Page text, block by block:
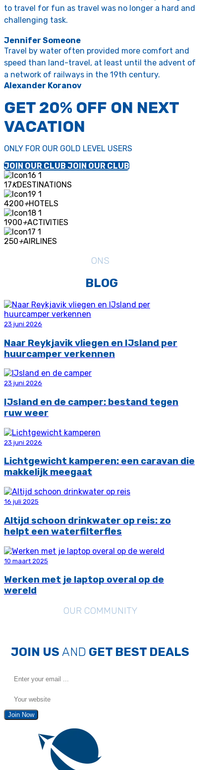
to travel for fun as travel was no longer a hard and
challenging task.
Jennifer Someone
Travel by water often provided more comfort and
speed than land-travel, at least until the advent of
a network of railways in the 19th century.
Alexander Koranov
GET 20% OFF ON NEXT
VACATION
ONLY FOR OUR GOLD LEVEL USERS
JOIN OUR CLUB JOIN OUR CLUB
17KDESTINATIONS
4200+HOTELS
1900+ACTIVITIES
250+AIRLINES
ONS
BLOG
23 juni 2026
Naar Reykjavik vliegen en IJsland per
huurcamper verkennen
23 juni 2026
IJsland en de camper: bestand tegen
ruw weer
23 juni 2026
Lichtgewicht kamperen: een caravan die
makkelijk meegaat
16 juli 2025
Altijd schoon drinkwater op reis: zo
helpt een waterfilterfles
10 maart 2025
Werken met je laptop overal op de
wereld
OUR COMMUNITY
JOIN USAND GET BEST DEALS
Join Now